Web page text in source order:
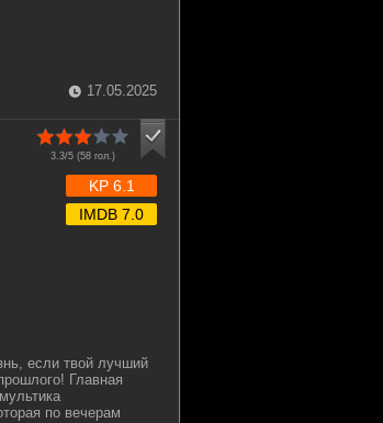
17.05.2025
3.3/5 (58 гол.)
KP 6.1
IMDB 7.0
если твой лучший
Главная
по вечерам